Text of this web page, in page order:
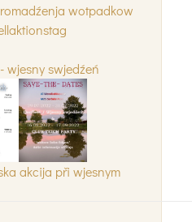
wotpadkow
- wjesny swjedźeń
akcija při wjesnym